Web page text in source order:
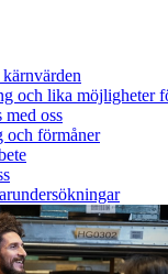
och lika möjligheter
med oss
och förmåner